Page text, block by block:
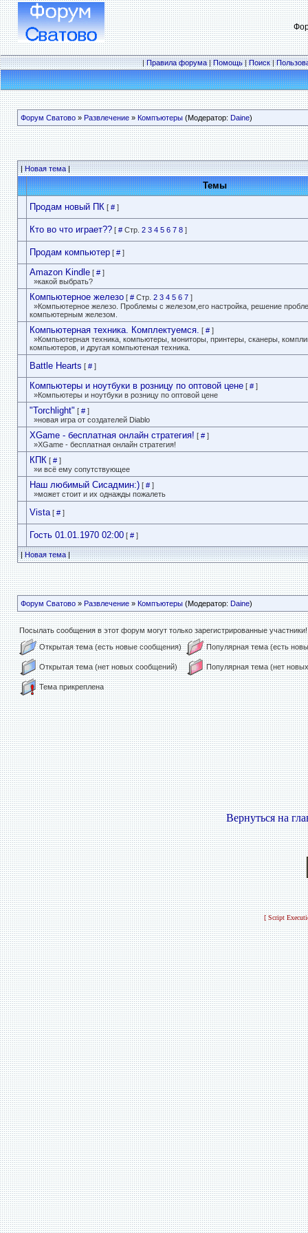
|Правила форума|Помощь|Поиск|
Форум Сватово» Развлечение» Компъютеры(Модератор: Daine)
|Новая тема|
Темы
Продам новый ПК [ #]
Кто во что играет??[ #Стр. 2 3 4 5 6 7 8]
Продам компьютер[ #]
Amazon Kindle[ #]
»какой выбрать?
Компьютерное железо[ #Стр. 2 3 4 5 6 7]
»Компьютерное железо. Проблемы с железом,его настройка, решение
компьютерным железом.
Компьютерная техника. Комплектуемся. [ #]
»Компьютерная техника, компьютеры, мониторы, принтеры, сканеры,
компьютеров, и другая компьютеная техника.
Battle Hearts [ #]
Компьютеры и ноутбуки в розницу по оптовой цене[ #]
»Компьютеры и ноутбуки в розницу по оптовой цене
"Torchlight" [ #]
»новая игра от создателей Diablo
XGame - бесплатная онлайн стратегия! [ #]
»XGame - бесплатная онлайн стратегия!
КПК [ #]
»и всё ему сопутствующее
Наш любимый Сисадмин:)[ #]
»может стоит и их однажды пожалеть
Vista[ #]
Гость 01.01.1970 02:00[ #]
|Новая тема|
Форум Сватово» Развлечение» Компъютеры(Модератор: Daine)
Посылать сообщения в этот форум могут только зарегистрированные участники!
Открытая тема (есть новые сообщения)
Популярная тема (есть
Открытая тема (нет новых сообщений) Популярная тема (нет
Тема прикреплена
Вернуться на
[ Script